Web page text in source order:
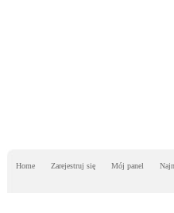
Home Zarejestruj się Mój panel